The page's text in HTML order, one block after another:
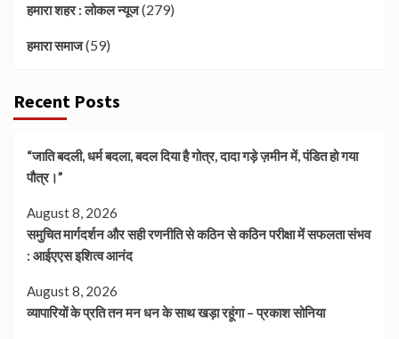
हमारा शहर : लोकल न्यूज(279)
हमारा समाज(59)
Recent Posts
“जाति बदली, धर्म बदला, बदल दिया है गोत्र, दादा गड़े ज़मीन में, पंडित हो गया
पौत्र।”
August 8, 2026
समुचित मार्गदर्शन और सही रणनीति से कठिन से कठिन परीक्षा में सफलता संभव
: आईएएस इशित्व आनंद
August 8, 2026
व्यापारियों के प्रति तन मन धन के साथ खड़ा रहूंगा – प्रकाश सोनिया